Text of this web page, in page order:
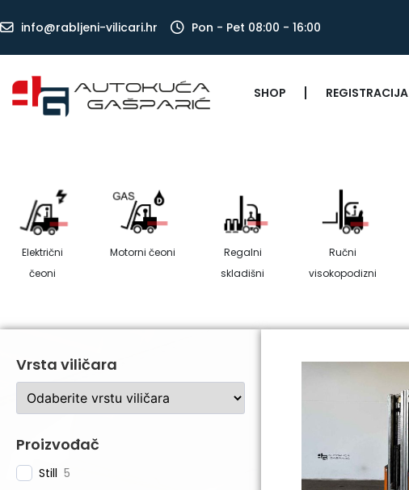
info@rabljeni-vilicari.hr Pon - Pet 08:00 - 16:00
SHOP REGISTRACIJA
Električni
čeoni
Motorni čeoni
Regalni
skladišni
Ručni
visokopodizni
Vrsta viličara
Proizvođač
Still 5